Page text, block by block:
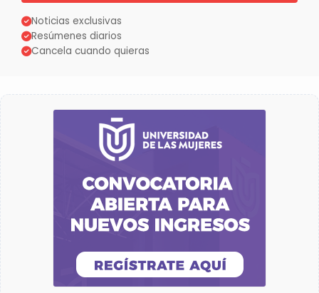
Noticias exclusivas
Resúmenes diarios
Cancela cuando quieras